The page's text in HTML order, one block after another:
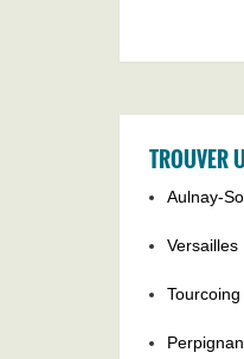
TROUVER
Aulnay-
Versailles
Tourcoing
Perpignan